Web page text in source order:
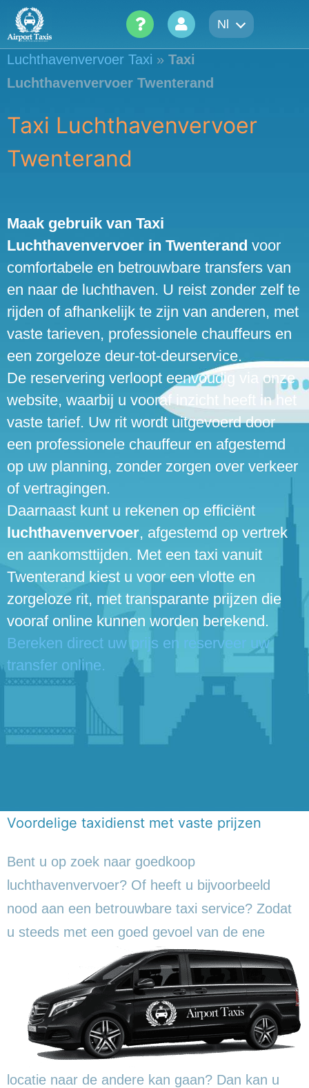
Skip
content
Nl
Luchthavenvervoer Taxi » Taxi
Luchthavenvervoer Twenterand
Taxi Luchthavenvervoer
Twenterand
Maak gebruik van Taxi
Luchthavenvervoer in Twenterand voor
comfortabele en betrouwbare transfers van
en naar de luchthaven. U reist zonder zelf te
rijden of afhankelijk te zijn van anderen, met
vaste tarieven, professionele chauffeurs en
een zorgeloze deur-tot-deurservice.
De reservering verloopt eenvoudig via onze
website, waarbij u vooraf inzicht heeft in het
vaste tarief. Uw rit wordt uitgevoerd door
een professionele chauffeur en afgestemd
op uw planning, zonder zorgen over verkeer
of vertragingen.
Daarnaast kunt u rekenen op efficiënt
luchthavenvervoer, afgestemd op vertrek
en aankomsttijden. Met een taxi vanuit
Twenterand kiest u voor een vlotte en
zorgeloze rit, met transparante prijzen die
vooraf online kunnen worden berekend.
Bereken direct uw prijs en reserveer uw
transfer online.
Voordelige taxidienst met vaste prijzen
Bent u op zoek naar goedkoop
luchthavenvervoer? Of heeft u bijvoorbeeld
nood aan een betrouwbare taxi service? Zodat
u steeds met een goed gevoel van de ene
locatie naar de andere kan gaan? Dan kan u